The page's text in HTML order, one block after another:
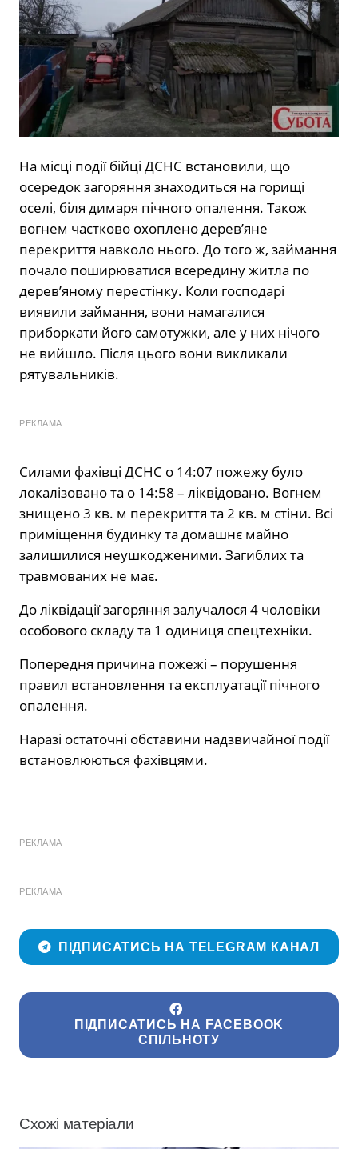
На місці події бійці ДСНС встановили, що
осередок загоряння знаходиться на горищі
оселі, біля димаря пічного опалення. Також
вогнем частково охоплено дерев’яне
перекриття навколо нього. До того ж, займання
почало поширюватися всередину житла по
дерев’яному перестінку. Коли господарі
виявили займання, вони намагалися
приборкати його самотужки, але у них нічого
не вийшло. Після цього вони викликали
рятувальників.
РЕКЛАМА
Силами фахівці ДСНС о 14:07 пожежу було
локалізовано та о 14:58 – ліквідовано. Вогнем
знищено 3 кв. м перекриття та 2 кв. м стіни. Всі
приміщення будинку та домашнє майно
залишилися неушкодженими. Загиблих та
травмованих не має.
До ліквідації загоряння залучалося 4 чоловіки
особового складу та 1 одиниця спецтехніки.
Попередня причина пожежі – порушення
правил встановлення та експлуатації пічного
опалення.
Наразі остаточні обставини надзвичайної події
встановлюються фахівцями.
РЕКЛАМА
РЕКЛАМА
ПІДПИСАТИСЬ НА TELEGRAM КАНАЛ
ПІДПИСАТИСЬ НА FACEBOOK
СПІЛЬНОТУ
Схожі матеріали